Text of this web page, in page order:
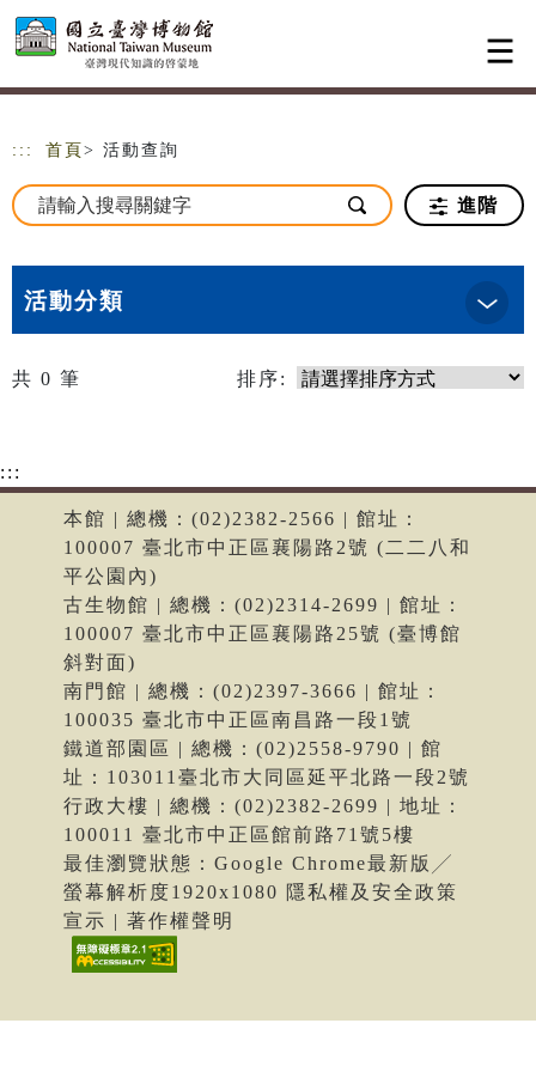
跳到主要內容
網站導覽
::: 首頁 > 活動查詢
進階
活動分類
共 0 筆 排序:
:::
本館 | 總機：(02)2382-2566 | 館址：
100007 臺北市中正區襄陽路2號 (二二八和
平公園內)
古生物館 | 總機：(02)2314-2699 | 館址：
100007 臺北市中正區襄陽路25號 (臺博館
斜對面)
南門館 | 總機：(02)2397-3666 | 館址：
100035 臺北市中正區南昌路一段1號
鐵道部園區 | 總機：(02)2558-9790 | 館
址：103011臺北市大同區延平北路一段2號
行政大樓 | 總機：(02)2382-2699 | 地址：
100011 臺北市中正區館前路71號5樓
最佳瀏覽狀態：Google Chrome最新版╱
螢幕解析度1920x1080 隱私權及安全政策
宣示 | 著作權聲明